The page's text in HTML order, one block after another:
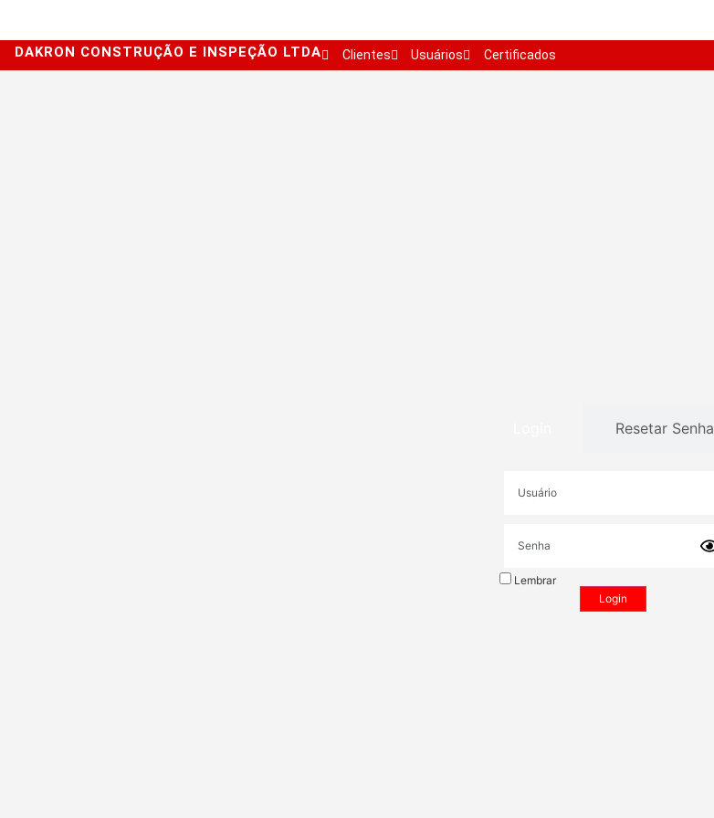
DAKRON CONSTRUÇÃO E INSPEÇÃO LTDA Clientes Usuários Certificados
Resetar Senha
Lembrar